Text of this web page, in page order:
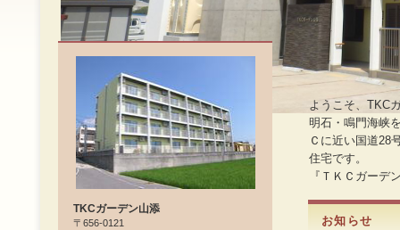
ようこそ、TKC
明石・鳴門海峡
Ｃに近い国道28
住宅です。
『ＴＫＣガーデ
お知らせ
TKCガーデン山添
〒656-0121